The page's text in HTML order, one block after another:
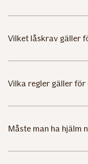
Vilket låskrav gäller
Vilka regler gäller för
Måste man ha hjälm